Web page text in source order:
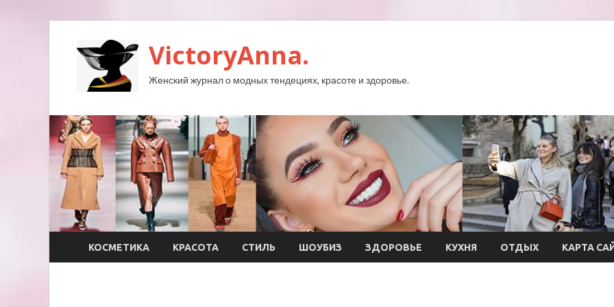
VictoryAnna.
Женский журнал о модных тендециях, красоте и здоровье.
КОСМЕТИКА КРАСОТА СТИЛЬ ШОУБИЗ ЗДОРОВЬЕ КУХНЯ ОТДЫХ КАРТА